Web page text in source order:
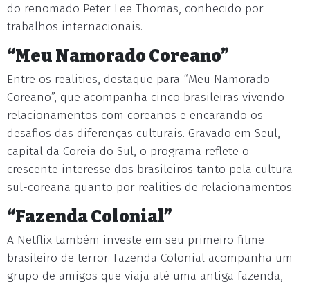
do renomado Peter Lee Thomas, conhecido por
trabalhos internacionais.
“Meu Namorado Coreano”
Entre os realities, destaque para “Meu Namorado
Coreano”, que acompanha cinco brasileiras vivendo
relacionamentos com coreanos e encarando os
desafios das diferenças culturais. Gravado em Seul,
capital da Coreia do Sul, o programa reflete o
crescente interesse dos brasileiros tanto pela cultura
sul-coreana quanto por realities de relacionamentos.
“Fazenda Colonial”
A Netflix também investe em seu primeiro filme
brasileiro de terror. Fazenda Colonial acompanha um
grupo de amigos que viaja até uma antiga fazenda,